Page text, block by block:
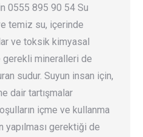
0555 895 90 54 Su
temiz su, içerinde
ve toksik kimyasal
mineralleri de
sudur. Suyun insan için,
dair tartışmalar
içme ve kullanma
yapılması gerektiği de